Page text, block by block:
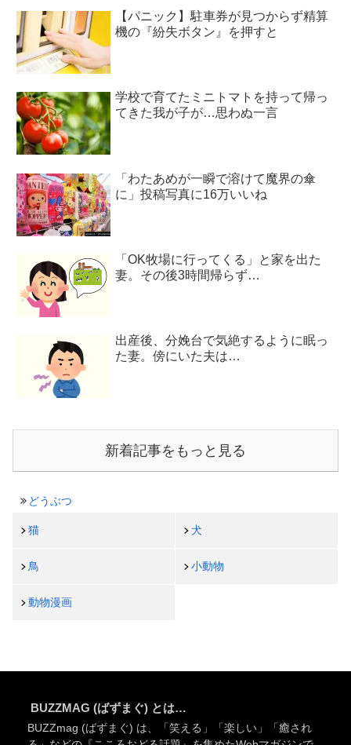
【パニック】駐車券が見つからず精算
機の『紛失ボタン』を押すと
学校で育てたミニトマトを持って帰っ
てきた我が子が…思わぬ一言
「わたあめが一瞬で溶けて魔界の傘
に」投稿写真に16万いいね
「OK牧場に行ってくる」と家を出た
妻。その後3時間帰らず…
出産後、分娩台で気絶するように眠っ
た妻。傍にいた夫は…
新着記事をもっと見る
どうぶつ
猫 犬
鳥 小動物
動物漫画
BUZZMAG (ばずまぐ) とは…
BUZZmag (ばずまぐ) は、「笑える」「楽しい」「癒され